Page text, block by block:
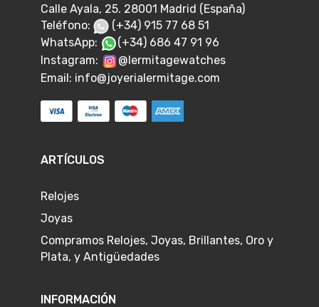
Calle Ayala, 25. 28001 Madrid (España)
Teléfono:
(+34) 915 77 68 51
WhatsApp:
(+34) 686 47 91 96
Instagram:
@lermitagewatches
Email: info@joyerialermitage.com
ARTÍCULOS
Relojes
Joyas
Compramos Relojes, Joyas, Brillantes, Oro y
Plata, y Antigüedades
INFORMACIÓN